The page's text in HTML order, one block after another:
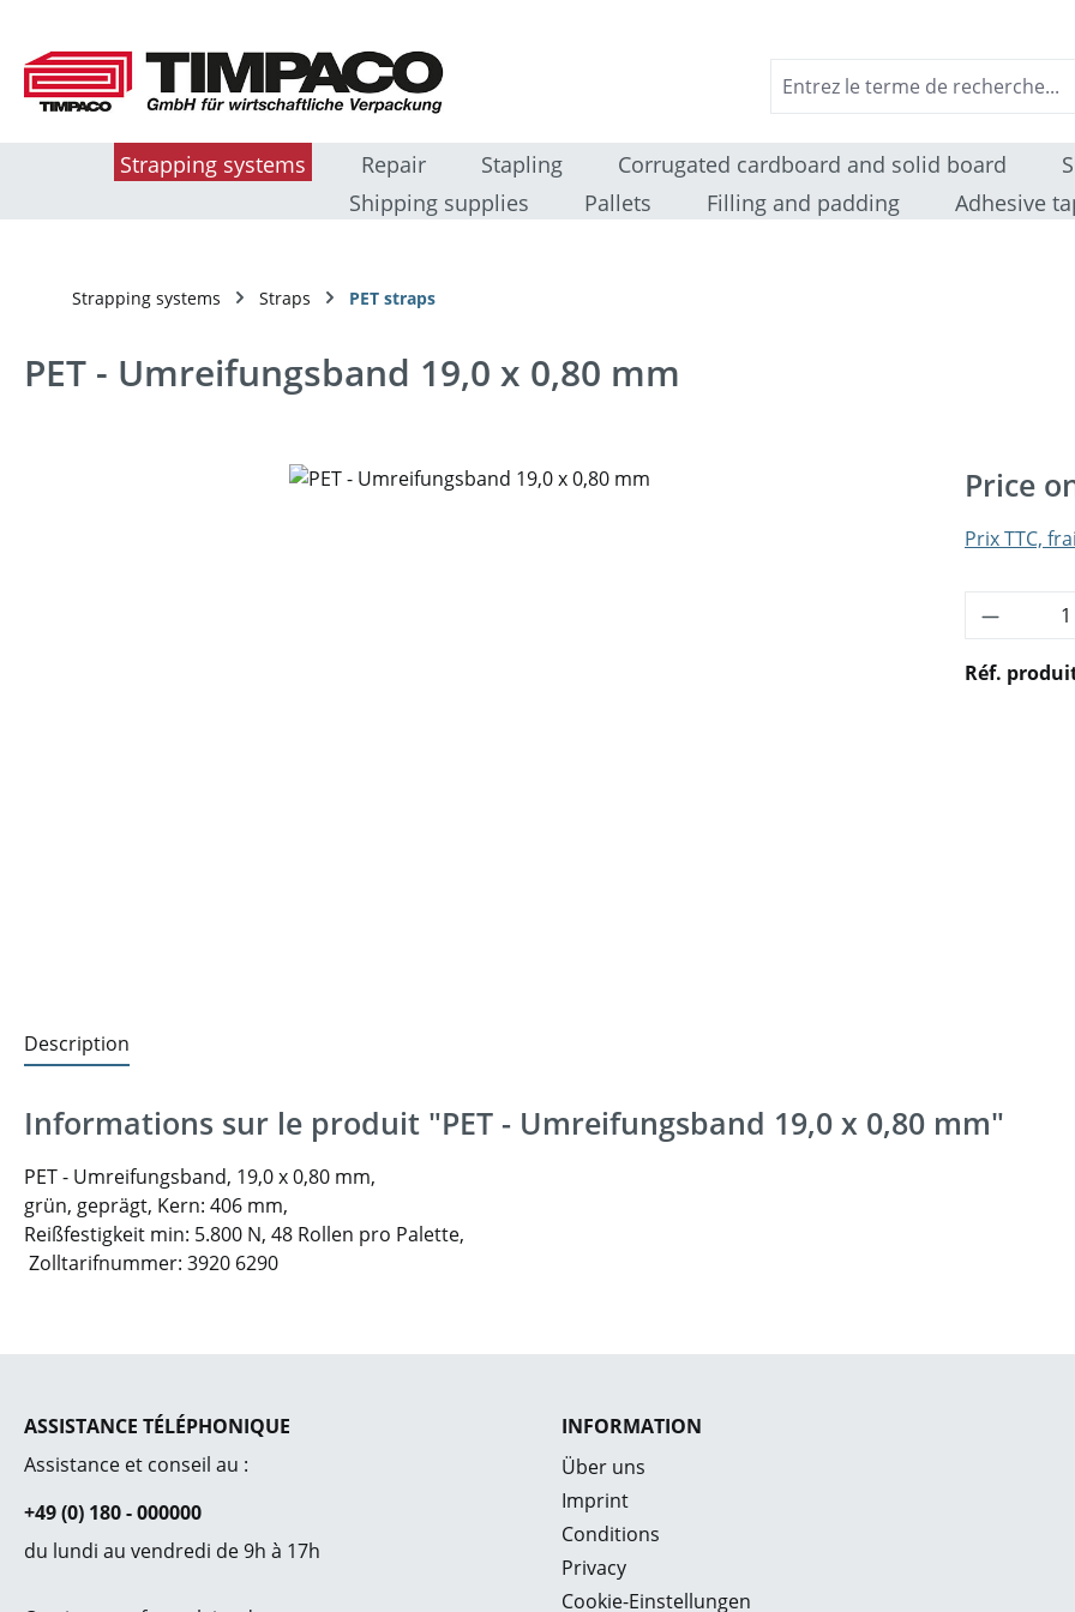
Strapping systems Repair Stapling Corrugated cardboard and solid board
Shipping supplies
Pallets Filling and padding Adhesive
Strapping systems Straps PET straps
PET - Umreifungsband 19,0 x 0,80 mm
Price
Prix TTC,
Réf.
Description
Informations sur le produit "PET - Umreifungsband 19,0 x 0,80 mm"
PET - Umreifungsband, 19,0 x 0,80 mm,
grün, geprägt, Kern: 406 mm,
Reißfestigkeit min: 5.800 N, 48 Rollen pro Palette,
Zolltarifnummer: 3920 6290
ASSISTANCE TÉLÉPHONIQUE
Assistance et conseil au :
+49 (0) 180 - 000000
du lundi au vendredi de 9h à 17h
INFORMATION
Über uns
Imprint
Conditions
Privacy
Cookie-Einstellungen